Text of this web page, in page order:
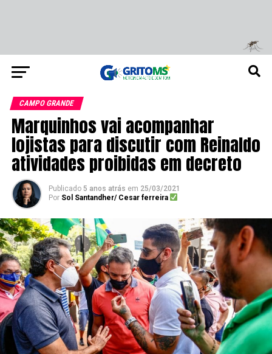
CAMPO GRANDE
Marquinhos vai acompanhar
lojistas para discutir com Reinaldo
atividades proibidas em decreto
Publicado 5 anos atrás em 25/03/2021
Por Sol Santandher/ Cesar ferreira